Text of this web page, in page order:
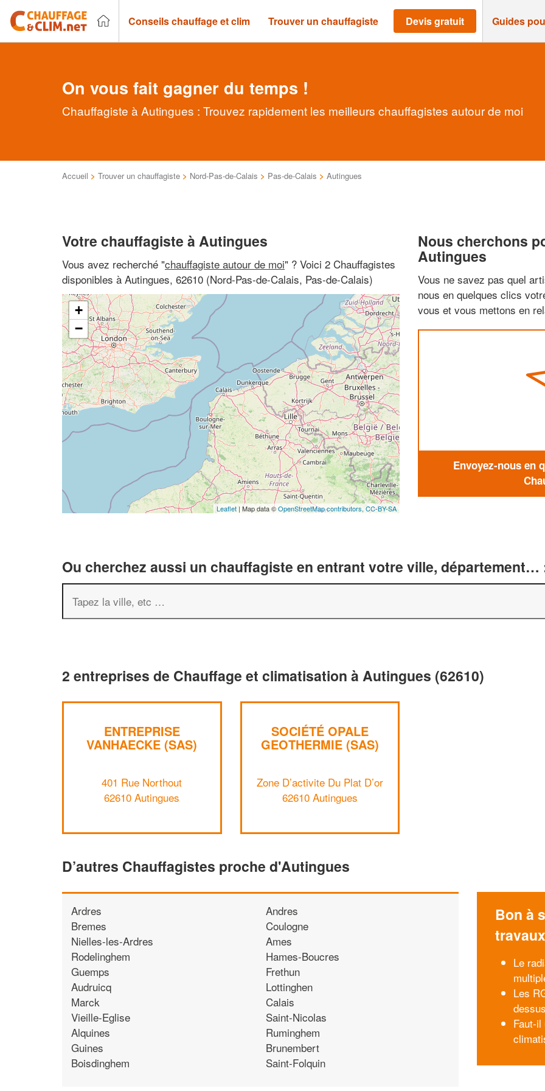
Conseils chauffage et clim Trouver un chauffagiste Devis gratuit Guides
On vous fait gagner du temps !
Chauffagiste à Autingues : Trouvez rapidement les meilleurs chauffagistes autour de moi
Accueil > Trouver un chauffagiste > Nord-Pas-de-Calais > Pas-de-Calais > Autingues
Votre chauffagiste à Autingues
Vous avez recherché "chauffagiste autour de moi" ? Voici 2 Chauffagistes
disponibles à Autingues, 62610 (Nord-Pas-de-Calais, Pas-de-Calais)
+
−
Leaflet | Map data ©OpenStreetMap contributors, CC-BY-SA
Nous cherchons
Autingues
Vous ne savez pas quel
nous en quelques clics
vous et vous mettons en
Envoyez-nous en
Ou cherchez aussi un chauffagiste en entrant votre ville, département…
2 entreprises de Chauffage et climatisation à Autingues (62610)
ENTREPRISE
VANHAECKE (SAS)
401 Rue Northout
62610 Autingues
SOCIÉTÉ OPALE
GEOTHERMIE (SAS)
Zone D’activite Du Plat D’or
62610 Autingues
D’autres Chauffagistes proche d'Autingues
Ardres
Bremes
Nielles-les-Ardres
Rodelinghem
Guemps
Audruicq
Marck
Vieille-Eglise
Alquines
Guines
Boisdinghem
Andres
Coulogne
Ames
Hames-Boucres
Frethun
Lottinghen
Calais
Saint-Nicolas
Ruminghem
Brunembert
Saint-Folquin
Bon à
travaux
Le
Les
dessus
Faut-